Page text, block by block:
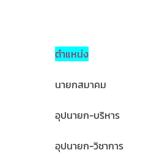
ตำแหน่ง
นายกสมาคม
อุปนายก-บริหาร
อุปนายก-วิชาการ